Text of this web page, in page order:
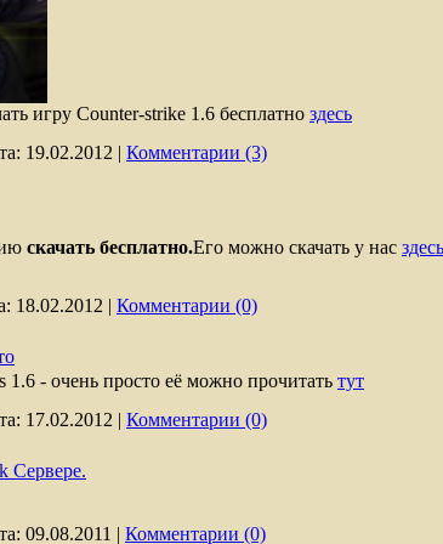
игру Counter-strike 1.6 бесплатно здесь
19.02.2012 | Комментарии (3)
скачать бесплатно.Его можно скачать у нас здесь
18.02.2012 | Комментарии (0)
1.6 - очень просто её можно прочитать тут
17.02.2012 | Комментарии (0)
Сервере.
09.08.2011 | Комментарии (0)